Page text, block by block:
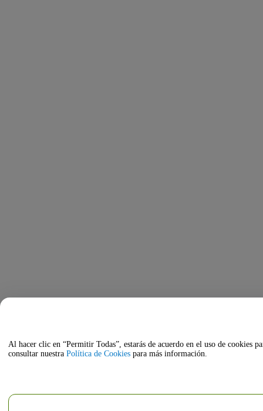
Al hacer clic en “Permitir Todas”, estarás de acuerdo en el uso de cookies
consultar nuestra Política de Cookies para más información.